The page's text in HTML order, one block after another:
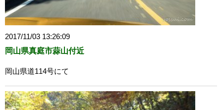
2017/11/03 13:26:09
岡山県真庭市蒜山付近
岡山県道114号にて